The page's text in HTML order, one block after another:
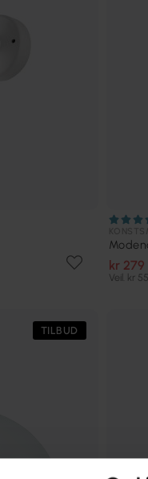
kr 279
Veil. kr
TILBUD